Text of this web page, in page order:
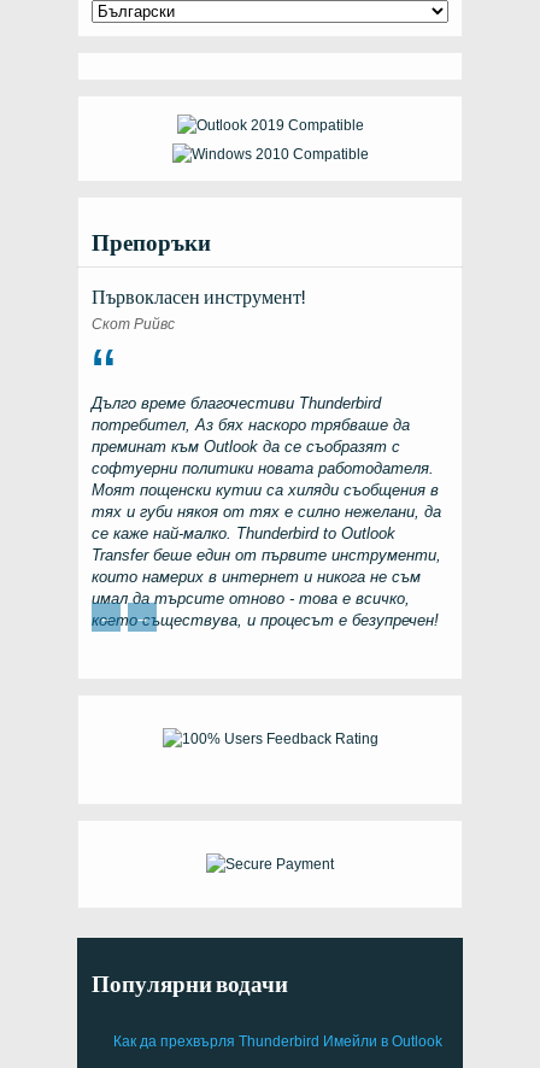
Препоръки
Първокласен инструмент!
Скот Рийвс
Дълго време благочестиви Thunderbird
потребител, Аз бях наскоро трябваше да
преминат към Outlook да се съобразят с
софтуерни политики новата работодателя.
Моят пощенски кутии са хиляди съобщения в
тях и губи някоя от тях е силно нежелани, да
се каже най-малко. Thunderbird to Outlook
Transferбеше един от първите инструменти,
които намерих в интернет и никога не съм
имал да търсите отново - това е всичко,
което съществува, и процесът е безупречен!
← →
Популярни водачи
Как да прехвърля Thunderbird Имейли в Outlook